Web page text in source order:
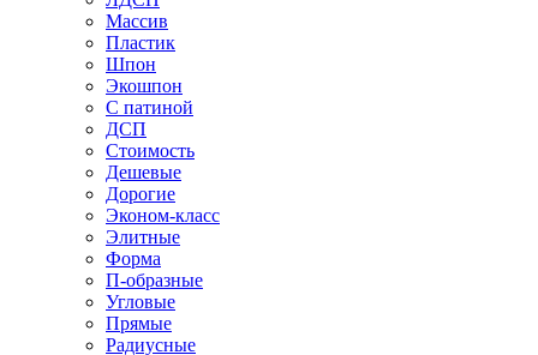
Массив
Пластик
Шпон
Экошпон
С патиной
ДСП
Стоимость
Дешевые
Дорогие
Эконом-класс
Элитные
Форма
П-образные
Угловые
Прямые
Радиусные